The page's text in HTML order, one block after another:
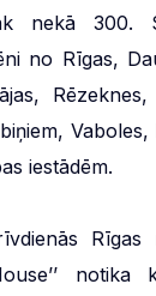
nekā 300.
no Rīgas,
iestādēm.
Rīgas
notika